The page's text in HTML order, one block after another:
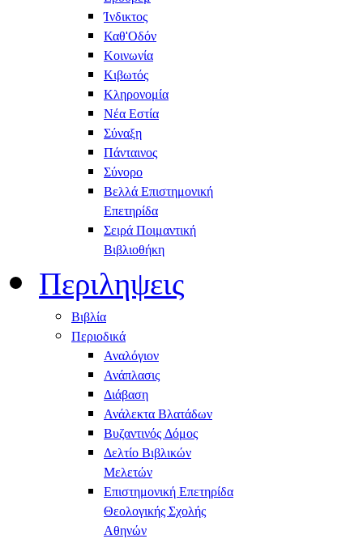
Ίνδικτος
Καθ'Οδόν
Κοινωνία
Κιβωτός
Κληρονομία
Νέα Εστία
Σύναξη
Πάνταινος
Σύνορο
Βελλά Επιστημονική
Επετηρίδα
Σειρά Ποιμαντική
Βιβλιοθήκη
Περιληψεις
Βιβλία
Περιοδικά
Αναλόγιον
Ανάπλασις
Διάβαση
Ανάλεκτα Βλατάδων
Βυζαντινός Δόμος
Δελτίο Βιβλικών
Μελετών
Επιστημονική Επετηρίδα
Θεολογικής Σχολής
Αθηνών